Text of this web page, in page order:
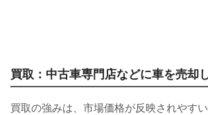
買取：中古車専門店などに車を売却
買取の強みは、市場価格が反映されやす